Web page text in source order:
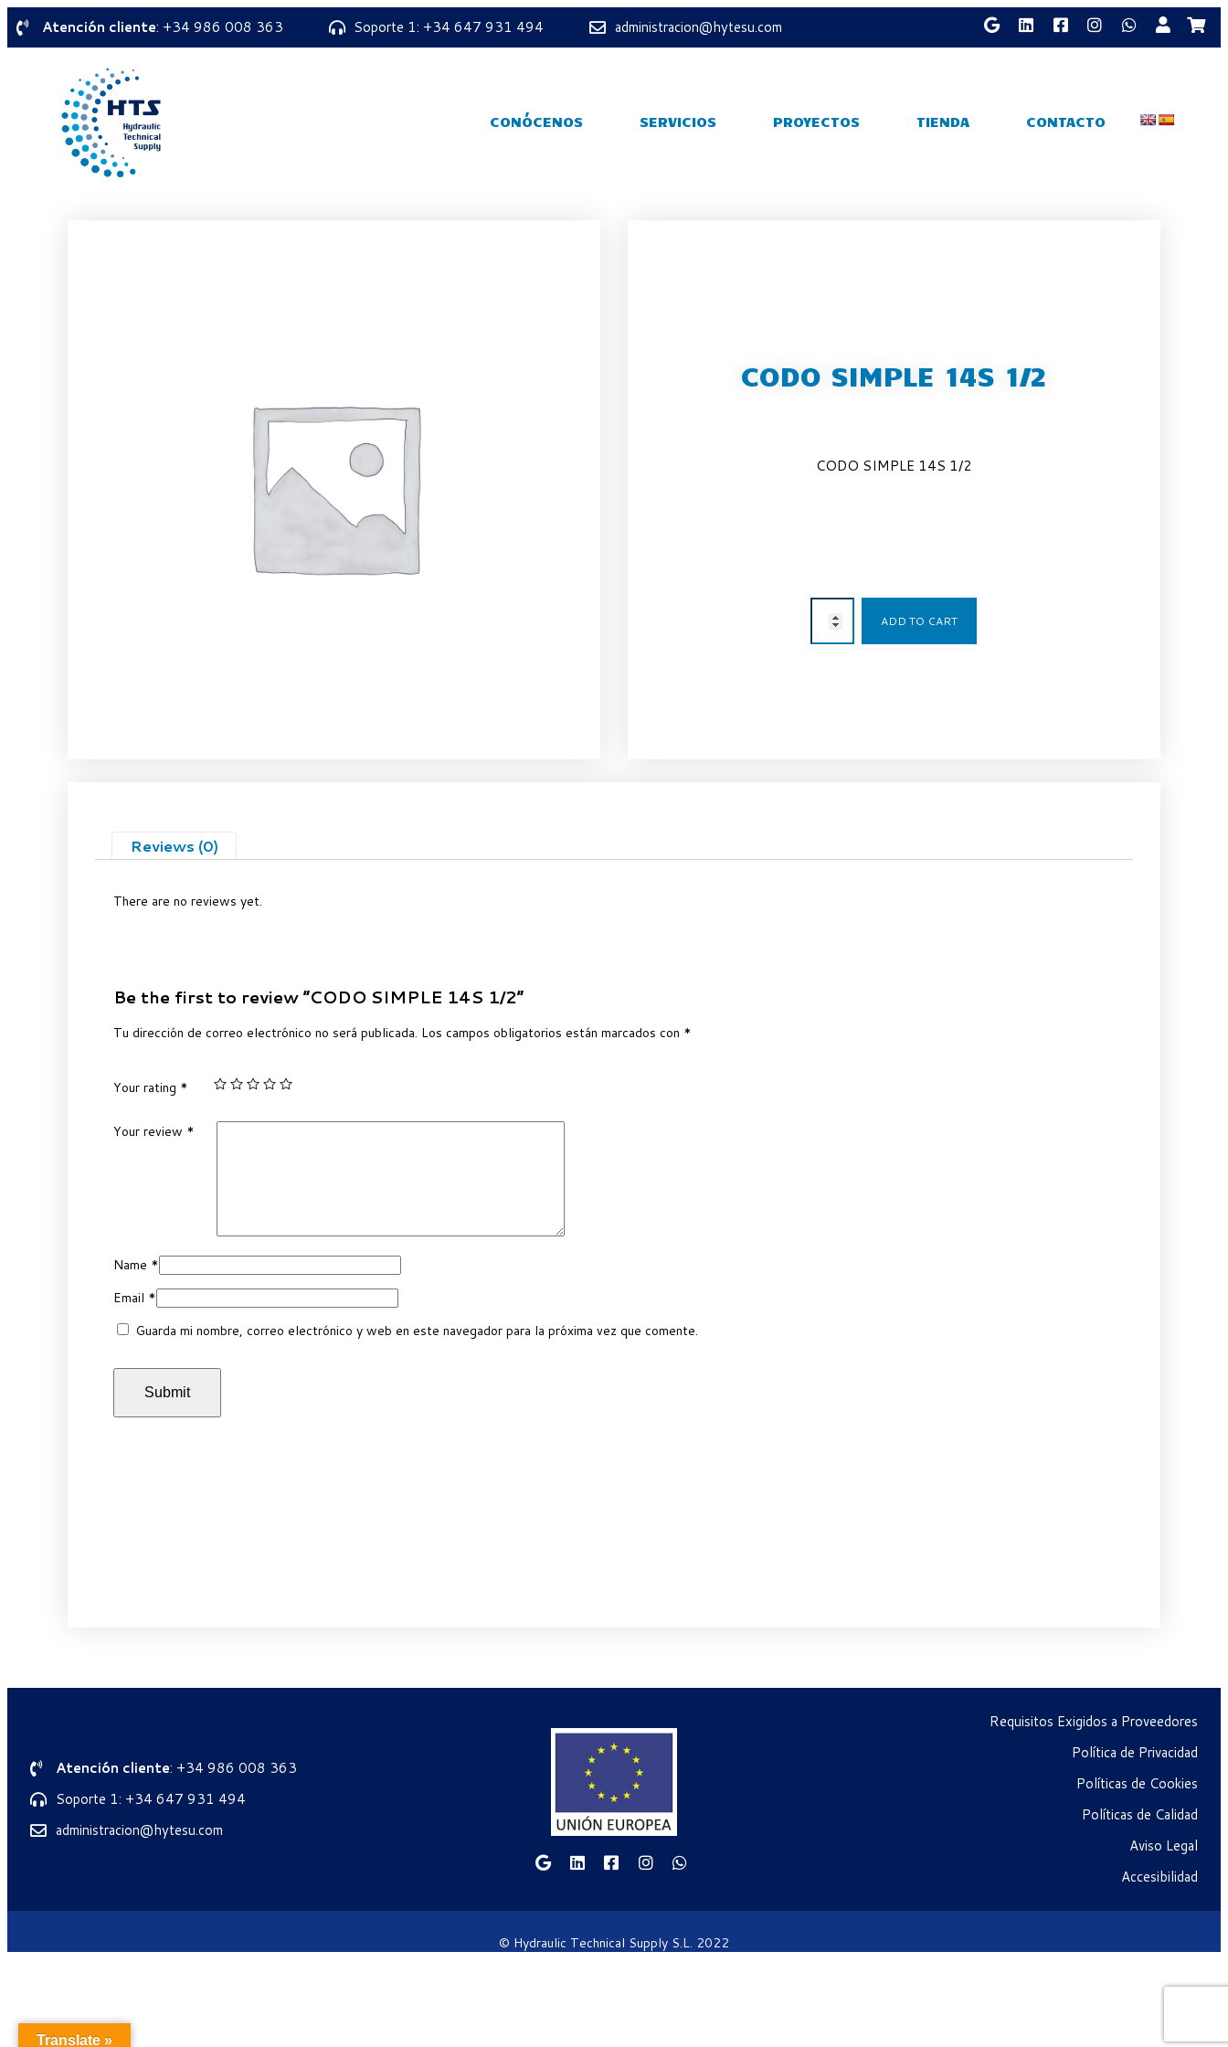
Atención cliente: +34 986 008 363 Soporte 1: +34 647 931 494 administracion@hytesu.com
CONÓCENOS SERVICIOS PROYECTOS TIENDA CONTACTO
CODO SIMPLE 14S 1/2
CODO SIMPLE 14S 1/2
ADD TO CART
Reviews (0)
There are no reviews yet.
Be the first to review “CODO SIMPLE 14S 1/2”
Tu dirección de correo electrónico no será publicada. Los campos obligatorios están marcados con *
Your rating *
Your review *
Name *
Email *
Guarda mi nombre, correo electrónico y web en este navegador para la próxima vez que comente.
Atención cliente: +34 986 008 363
Soporte 1: +34 647 931 494
administracion@hytesu.com
Requisitos Exigidos a Proveedores
Política de Privacidad
Políticas de Cookies
Políticas de Calidad
Aviso Legal
Accesibilidad
© Hydraulic Technical Supply S.L. 2022
Translate »